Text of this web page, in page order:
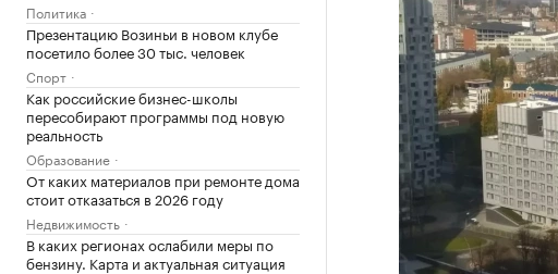
Политика
Презентацию Возиньи в новом клубе
посетило более 30 тыс. человек
Спорт
Как российские бизнес-школы
пересобирают программы под новую
реальность
Образование
От каких материалов при ремонте дома
стоит отказаться в 2026 году
Недвижимость
В каких регионах ослабили меры по
бензину. Карта и актуальная ситуация